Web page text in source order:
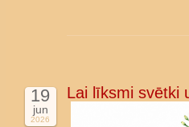
19
jun
2026
Lai līksmi svētki